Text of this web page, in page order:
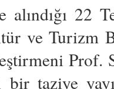
alındığı 22
ve Turizm
Prof.
taziye